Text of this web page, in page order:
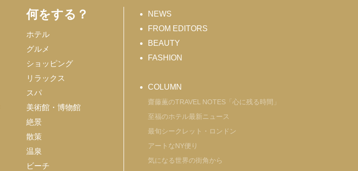
何をする？
ホテル
グルメ
ショッピング
リラックス
スパ
美術館・博物館
絶景
散策
温泉
ビーチ
NEWS
FROM EDITORS
BEAUTY
FASHION
COLUMN
齋藤薫のTRAVEL NOTES「心に残る時間」
至福のホテル最新ニュース
最旬シークレット・ロンドン
アートなNY便り
気になる世界の街角から